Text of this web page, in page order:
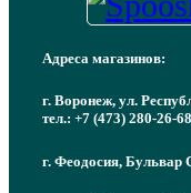
Адреса магазинов:
г. Воронеж, ул.
тел.: +7 (473) 280-26-68
г. Феодосия, Бульвар